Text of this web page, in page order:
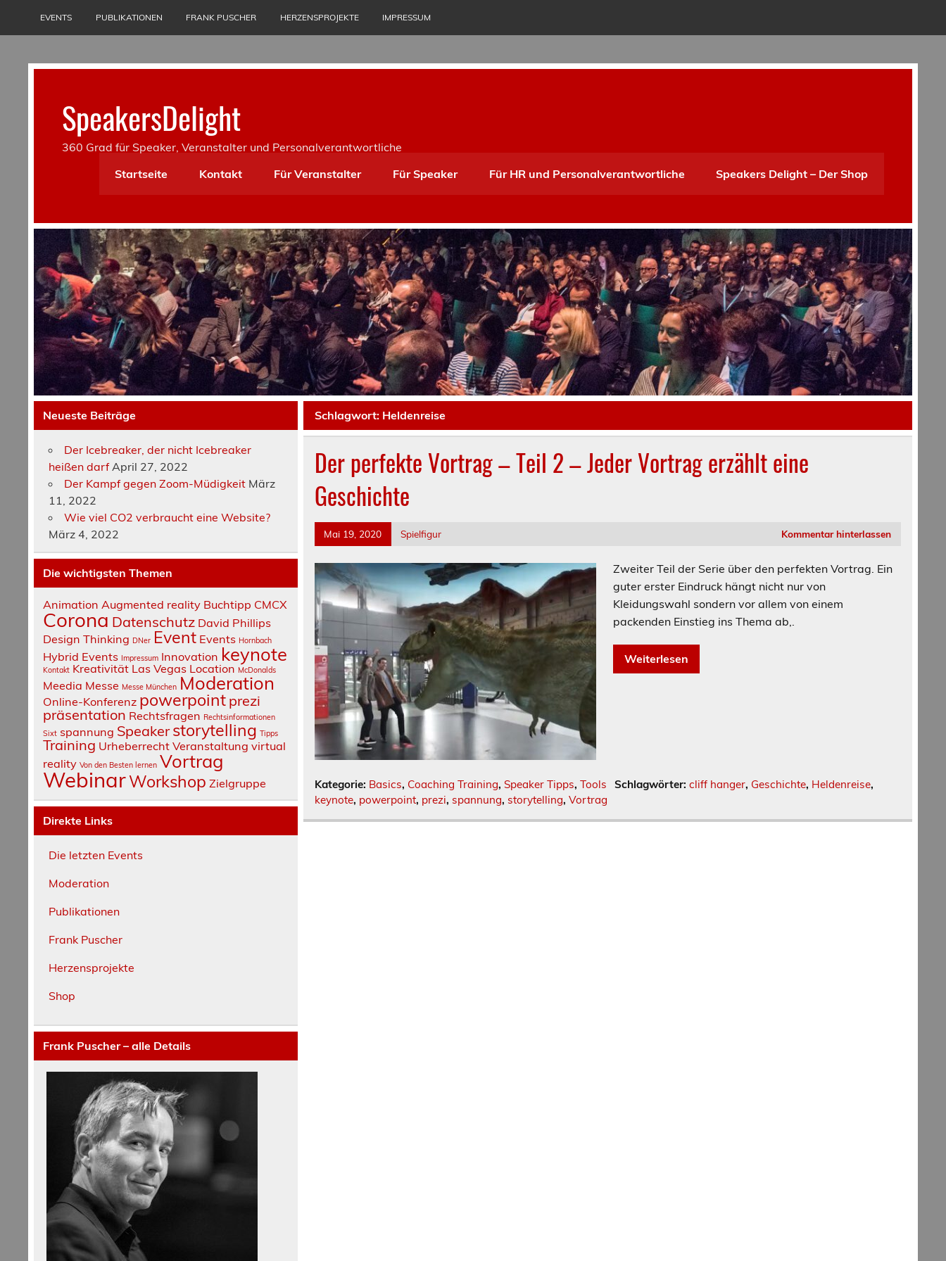
EVENTS PUBLIKATIONEN FRANK PUSCHER HERZENSPROJEKTE IMPRESSUM
SpeakersDelight
360 Grad für Speaker, Veranstalter und Personalverantwortliche
Startseite
Kontakt Für Veranstalter Für Speaker Für HR und Personalverantwortliche Speakers Delight – Der Shop
Schlagwort: Heldenreise
Der perfekte Vortrag – Teil 2 – Jeder Vortrag erzählt eine
Geschichte
Mai 19, 2020 Spielfigur Kommentar hinterlassen
Zweiter Teil der Serie über den perfekten Vortrag. Ein
guter erster Eindruck hängt nicht nur von
Kleidungswahl sondern vor allem von einem
packenden Einstieg ins Thema ab,.
Weiterlesen
Kategorie: Basics, Coaching Training, Speaker Tipps, Tools Schlagwörter:cliff hanger, Geschichte, Heldenreise,
keynote, powerpoint, prezi, spannung, storytelling, Vortrag
Neueste Beiträge
Der Icebreaker, der nicht Icebreaker
heißen darf April 27, 2022
Der Kampf gegen Zoom-Müdigkeit März
11, 2022
Wie viel CO2 verbraucht eine Website?
März 4, 2022
Die wichtigsten Themen
Animation Augmented reality Buchtipp CMCX
Corona Datenschutz David Phillips
Design Thinking DNer Event Events Hornbach
Hybrid Events Impressum Innovation keynote
Kontakt Kreativität Las Vegas Location McDonalds
Meedia Messe Messe München Moderation
Online-Konferenz powerpoint prezi
präsentation Rechtsfragen Rechtsinformationen
Sixt spannung Speakerstorytelling Tipps
Training Urheberrecht Veranstaltung virtual
reality Von den Besten lernen Vortrag
WebinarWorkshop Zielgruppe
Direkte Links
Die letzten Events
Moderation
Publikationen
Frank Puscher
Herzensprojekte
Shop
Frank Puscher – alle Details